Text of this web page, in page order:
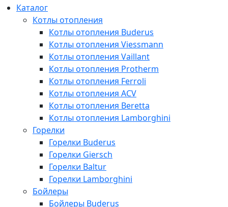
Каталог
Котлы отопления
Котлы отопления Buderus
Котлы отопления Viessmann
Котлы отопления Vaillant
Котлы отопления Protherm
Котлы отопления Ferroli
Котлы отопления ACV
Котлы отопления Beretta
Котлы отопления Lamborghini
Горелки
Горелки Buderus
Горелки Giersch
Горелки Baltur
Горелки Lamborghini
Бойлеры
Бойлеры Buderus